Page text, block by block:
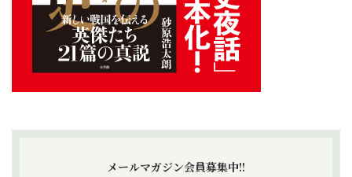
メールマガジン会員募集中!!